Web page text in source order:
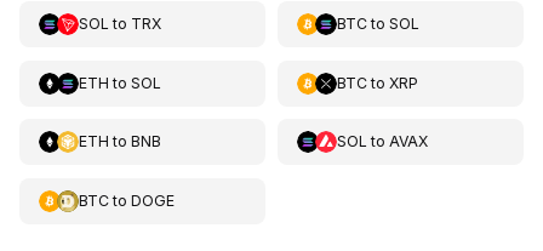
SOL to TRX BTCto SOL
ETH to SOL BTCto XRP
ETH to BNB SOL to AVAX
BTCto DOGE